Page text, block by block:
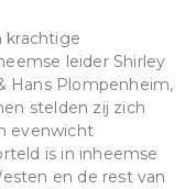
krachtige
leider Shirley
Hans Plompenheim,
stelden zij zich
evenwicht
is in inheemse
en de rest van